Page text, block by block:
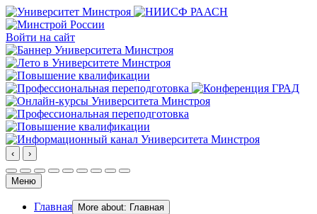
Войти на сайт
‹ ›
Меню
Главная More about: Главная